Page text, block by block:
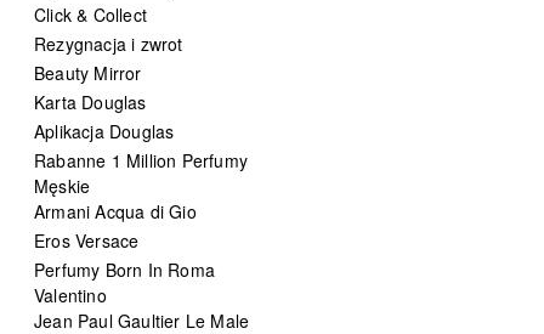
Click & Collect
Rezygnacja i zwrot
Beauty Mirror
Karta Douglas
Aplikacja Douglas
Rabanne 1 Million Perfumy
Męskie
Armani Acqua di Gio
Eros Versace
Perfumy Born In Roma
Valentino
Jean Paul Gaultier Le Male